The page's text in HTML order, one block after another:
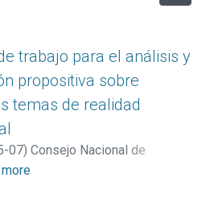
trabajo para el análisis y
propositiva sobre
temas de realidad
07) Consejo Nacional de
(Costa Rica). Programa Estado de